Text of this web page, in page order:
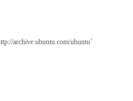
archive.ubuntu.com/ubuntu’